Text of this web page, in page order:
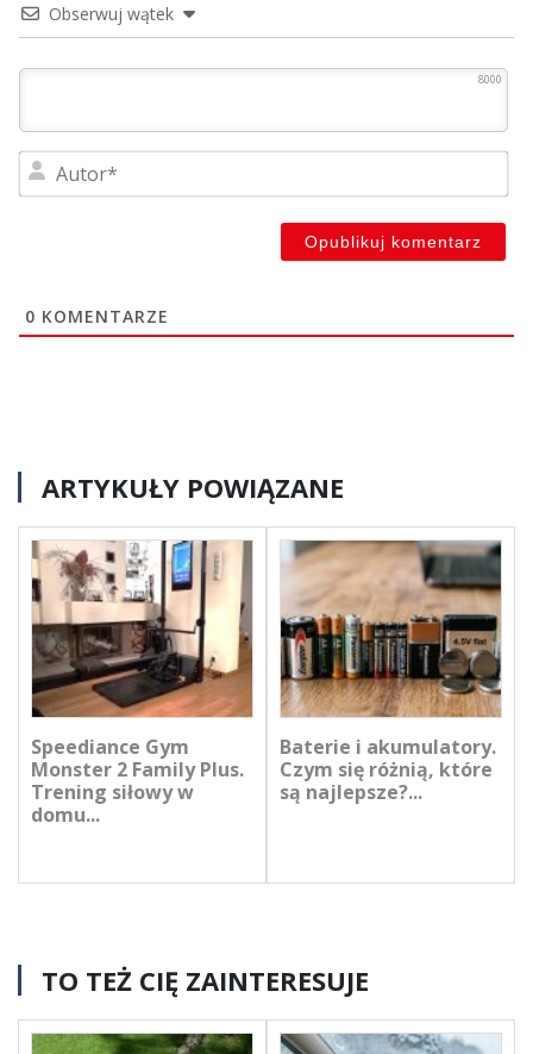
Obserwuj wątek
8000
0 KOMENTARZE
ARTYKUŁY POWIĄZANE
Speediance Gym
Monster 2 Family Plus.
Trening siłowy w
domu...
Baterie i akumulatory.
Czym się różnią, które
są najlepsze?...
TO TEŻ CIĘ ZAINTERESUJE